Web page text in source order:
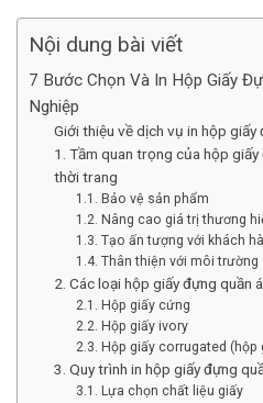
Nội dung bài viết
7 Bước Chọn Và In Hộp Giấy
Nghiệp
Giới thiệu về dịch vụ in hộp giấy
1. Tầm quan trọng của hộp
thời trang
1.1. Bảo vệ sản phẩm
1.2. Nâng cao giá trị thương
1.3. Tạo ấn tượng với khách
1.4. Thân thiện với môi trường
2. Các loại hộp giấy đựng quần
2.1. Hộp giấy cứng
2.2. Hộp giấy ivory
2.3. Hộp giấy corrugated (hộp
3. Quy trình in hộp giấy đựng
3.1. Lựa chọn chất liệu giấy